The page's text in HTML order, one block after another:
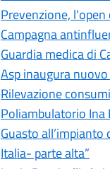
Prevenzione,
Campagna
Guardia medica di
Asp inaugura
Rilevazione
Poliambulatorio
Guasto
Italia- parte alta”